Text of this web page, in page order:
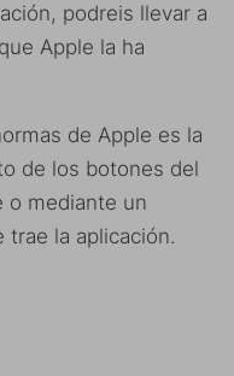
podreis llevar a
Apple la ha
de Apple es la
de los botones del
o mediante un
trae la aplicación.